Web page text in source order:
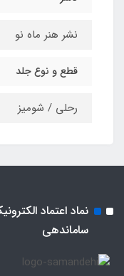
نشر هنر ماه نو
قطع و نوع جلد
رحلی / شومیز
نماد اعتماد
ساماندهی